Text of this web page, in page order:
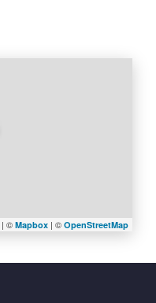
| © Mapbox | © OpenStreetMap